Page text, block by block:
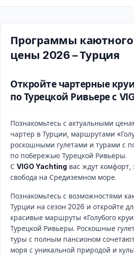
Программы каютного
цены 2026 – Турция
Откройте чартерные
по Турецкой Ривьере с
Познакомьтесь с актуальными
чартер в Турции, маршрутами
роскошными гулетами и турами с
по побережью Турецкой Ривьеры.
С VIGO Yachting вас ждут комфорт,
свобода на Средиземном море.
Познакомьтесь с возможностями
Турции на сезон 2026 и откройте
красивые маршруты «Голубого
Турецкой Ривьеры. Роскошные
туры с полным пансионом
моря с уникальной природой и